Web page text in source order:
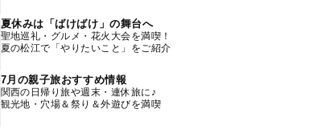
夏休みは「ばけばけ」の舞台へ
聖地巡礼・グルメ・花火大会を満喫！
夏の松江で「やりたいこと」をご紹介
7月の親子旅おすすめ情報
関西の日帰り旅や週末・連休旅に♪
観光地・穴場＆祭り＆外遊びを満喫